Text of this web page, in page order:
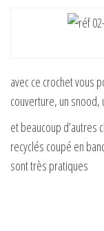
avec ce crochet vous
couverture, un snood,
et beaucoup
recyclés coupé en
sont très pratiques